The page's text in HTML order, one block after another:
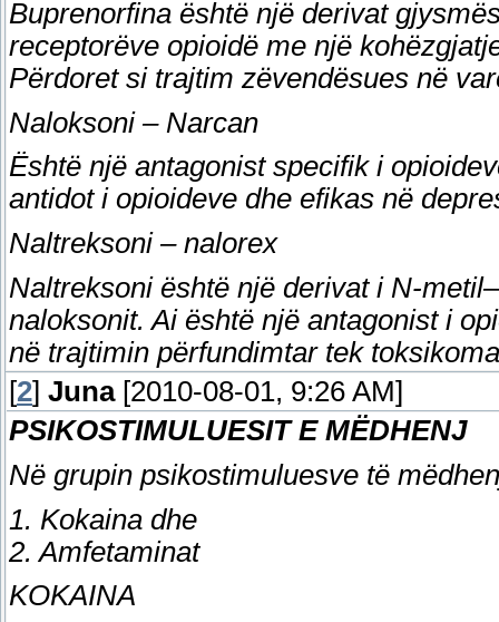
Buprenorfina është një derivat
receptorëve opioidë me një
Përdoret si trajtim zëvendësues në
Naloksoni – Narcan
Është një antagonist specifik i
antidot i opioideve dhe efikas në
Naltreksoni – nalorex
Naltreksoni është një derivat i N-
naloksonit. Ai është një antagonist i
në trajtimin përfundimtar tek
[2] Juna[2010-08-01, 9:26 AM]
PSIKOSTIMULUESIT E MËDHENJ
Në grupin psikostimuluesve të
1. Kokaina dhe
2. Amfetaminat
KOKAINA